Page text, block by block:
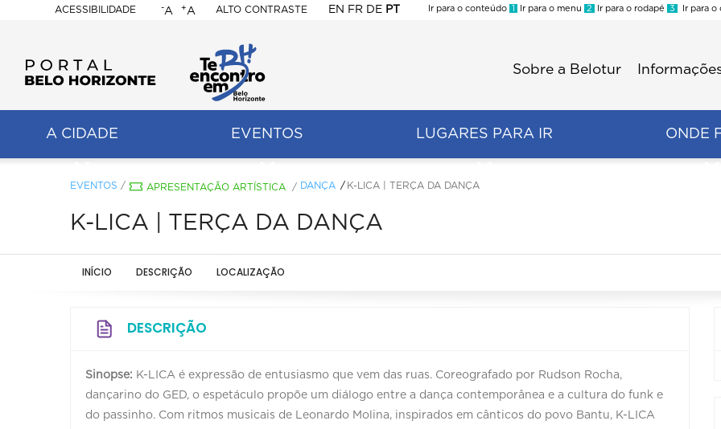
ACESSIBILIDADE
BELO
HORIZONTE
-A +A ALTO CONTRASTE EN FR DE PT
Ir para o conteúdo 1 Ir para o menu 2 Ir para o rodapé 3 Ir para o
Sobre a Belotur
A CIDADE EVENTOS LUGARES PARA IR ONDE
EVENTOS / APRESENTAÇÃO ARTÍSTICA / DANÇA K-LICA | TERÇA DA DANÇA
K-LICA | TERÇA DA DANÇA
INÍCIO DESCRIÇÃO LOCALIZAÇÃO
DESCRIÇÃO
Sinopse: K-LICA é expressão de entusiasmo que vem das ruas. Coreografado por Rudson Rocha,
dançarino do GED, o espetáculo propõe um diálogo entre a dança contemporânea e a cultura do funk e
do passinho. Com ritmos musicais de Leonardo Molina, inspirados em cânticos do povo Bantu, K-LICA